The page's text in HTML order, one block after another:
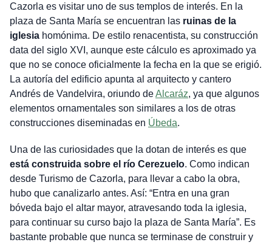
Cazorla es visitar uno de sus templos de interés. En la
plaza de Santa María se encuentran las ruinas de la
iglesiahomónima. De estilo renacentista, su construcción
data del siglo XVI, aunque este cálculo es aproximado ya
que no se conoce oficialmente la fecha en la que se erigió.
La autoría del edificio apunta al arquitecto y cantero
Andrés de Vandelvira, oriundo deAlcaráz, ya que algunos
elementos ornamentales son similares a los de otras
construcciones diseminadas en Úbeda.
Una de las curiosidades que la dotan de interés es que
está construida sobre el río Cerezuelo. Como indican
desde Turismo de Cazorla, para llevar a cabo la obra,
hubo que canalizarlo antes. Así: “Entra en una gran
bóveda bajo el altar mayor, atravesando toda la iglesia,
para continuar su curso bajo la plaza de Santa María”. Es
bastante probable que nunca se terminase de construir y